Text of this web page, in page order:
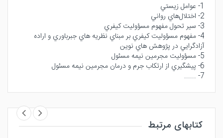
1- عوامل زيستي
2- اختلال‌هاي رواني
3- سير تحول مفهوم مسؤوليت كيفري
4- مفهوم مسؤوليت كيفري بر مبناي نظريه هاي جبرباوري و اراده
آزادگرايي در پژوهش هاي نوين
5- مسؤوليت مجرمين نيمه مسئول
6- پيشگيري از ارتكاب جرم و درمان مجرمين نيمه مسئول
7- ......
کتابهای مرتبط